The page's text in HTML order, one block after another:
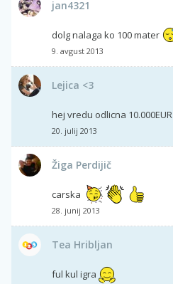
jan4321
dolg nalaga ko 100 mater
9. avgust 2013
Lejica <3
hej vredu odlicna 10.000EUR
20. julij 2013
Žiga Perdijič
carska
28. junij 2013
Tea Hribljan
ful kul igra